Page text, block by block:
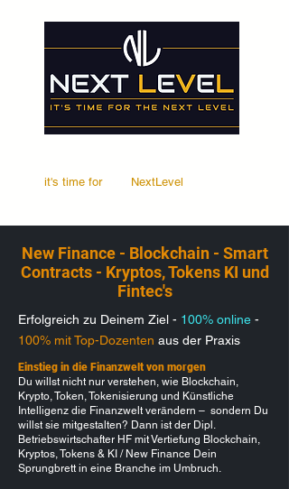
it's time for NextLevel
New Finance - Blockchain - Smart
Contracts - Kryptos, Tokens KI und
Fintec's
Erfolgreich zu Deinem Ziel - 100% online -
100% mit Top-Dozenten aus der Praxis
Einstieg in die Finanzwelt von morgen
Du willst nicht nur verstehen, wie Blockchain,
Krypto, Token, Tokenisierung und Künstliche
Intelligenz die Finanzwelt verändern – sondern Du
willst sie mitgestalten? Dann ist der Dipl.
Betriebswirtschafter HF mit Vertiefung Blockchain,
Kryptos, Tokens & KI / New Finance Dein
Sprungbrett in eine Branche im Umbruch.